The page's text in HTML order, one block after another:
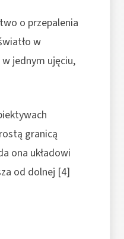
o przepalenia
w
jednym ujęciu,
granicą
ona układowi
od dolnej [4]